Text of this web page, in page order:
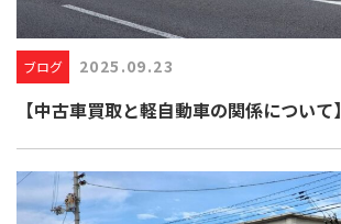
ブログ 2025.09.23
【中古車買取と軽自動車の関係について】